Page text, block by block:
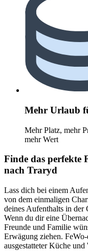
Mehr Urlaub
Mehr Platz, mehr
mehr Wert
Finde das perfekte
nach Traryd
Lass dich bei einem
von dem einmaligen
deines Aufenthalts in der
Wenn du dir eine
Freunde und Familie
Erwägung ziehen.
ausgestatteter Küche